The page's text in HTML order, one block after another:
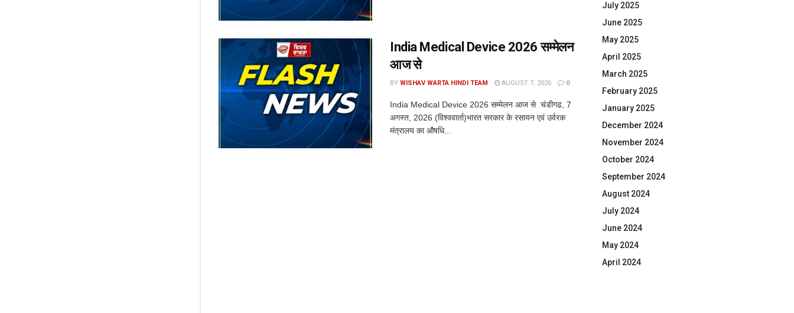
India Medical Device 2026 सम्मेलन
आज से
BY WISHAV WARTA HINDI TEAM AUGUST 7, 2026 0
India Medical Device 2026 सम्मेलन आज से चंडीगढ, 7
अगस्त, 2026 (विश्ववार्ता)भारत सरकार के रसायन एवं उर्वरक
मंत्रालय का औषधि...
July 2025
June 2025
May 2025
April 2025
March 2025
February 2025
January 2025
December 2024
November 2024
October 2024
September 2024
August 2024
July 2024
June 2024
May 2024
April 2024